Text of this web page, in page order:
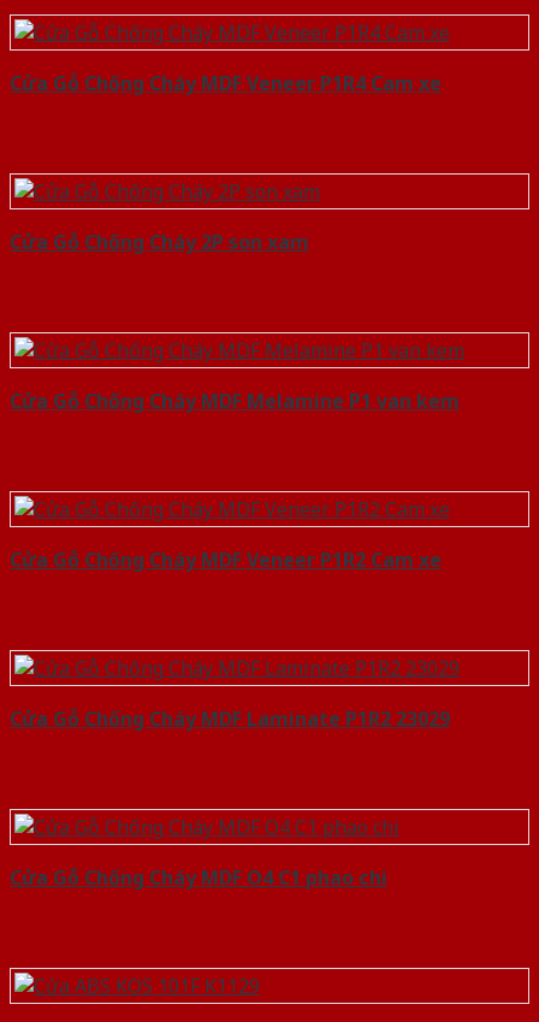
Cửa Gỗ Chống Cháy MDF Veneer P1R4 Cam xe
Cửa Gỗ Chống Cháy 2P son xam
Cửa Gỗ Chống Cháy MDF Melamine P1 van kem
Cửa Gỗ Chống Cháy MDF Veneer P1R2 Cam xe
Cửa Gỗ Chống Cháy MDF Laminate P1R2 23029
Cửa Gỗ Chống Cháy MDF O4 C1 phao chi